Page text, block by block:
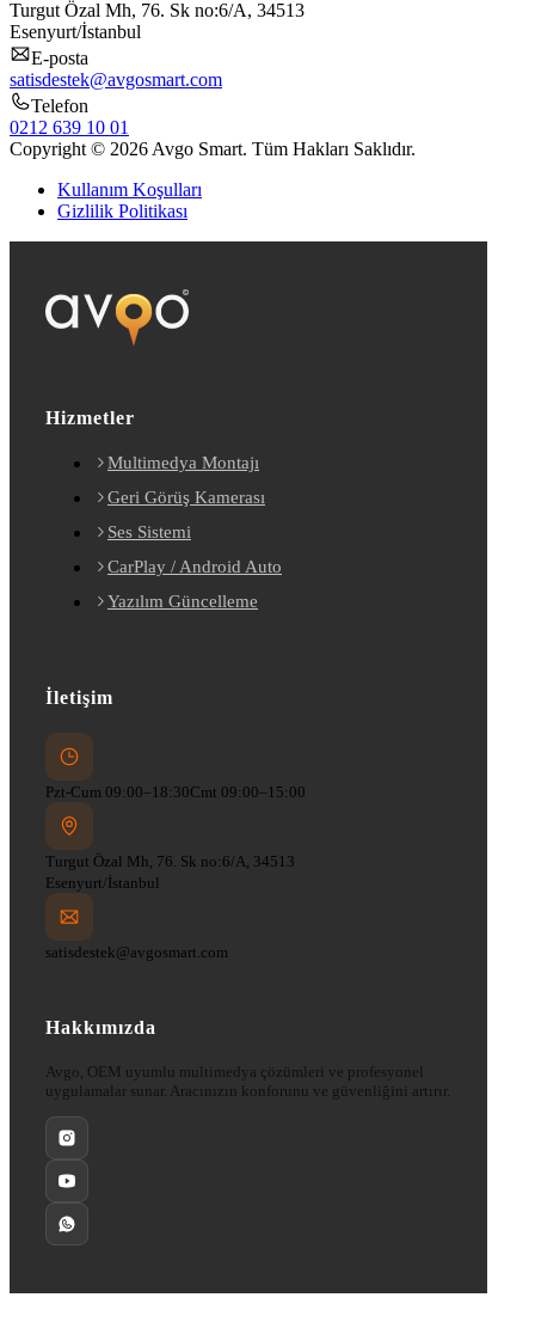
Turgut Özal Mh, 76. Sk no:6/A, 34513
Esenyurt/İstanbul
E-posta
satisdestek@avgosmart.com
Telefon
0212 639 10 01
Copyright © 2026 Avgo Smart. Tüm Hakları Saklıdır.
Kullanım Koşulları
Gizlilik Politikası
Hizmetler
Multimedya Montajı
Geri Görüş Kamerası
Ses Sistemi
CarPlay / Android Auto
Yazılım Güncelleme
İletişim
Pzt-Cum 09:00–18:30Cmt 09:00–15:00
Turgut Özal Mh, 76. Sk no:6/A, 34513
Esenyurt/İstanbul
satisdestek@avgosmart.com
Hakkımızda
Avgo, OEM uyumlu multimedya çözümleri ve profesyonel
uygulamalar sunar. Aracınızın konforunu ve güvenliğini artırır.